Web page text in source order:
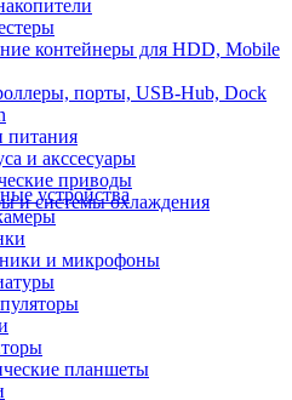
контейнеры для HDD, Mobile
порты, USB-Hub, Dock
питания
и акссесуары
приводы
и системы охлаждения
устройства
и микрофоны
планшеты